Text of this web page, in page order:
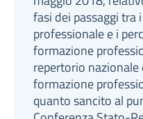
fasi dei passaggi tra
professionale e i
formazione
repertorio
formazione
quanto sancito al